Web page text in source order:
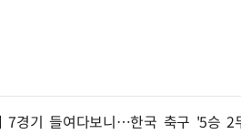
7경기 들여다보니…한국 축구 '5승 2